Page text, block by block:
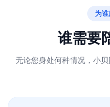
为
谁需要
无论您身处何种情况，小